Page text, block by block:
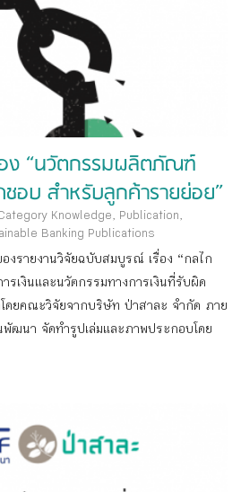
ง “นวัตกรรมผลิตภัณฑ์
อบ สำหรับลูกค้ารายย่อย”
Knowledge, Publication,
Banking Publications
งรายงานวิจัยฉบับสมบูรณ์ เรื่อง “กลไก
รเงินและนวัตกรรมทางการเงินที่รับผิด
ดยคณะวิจัยจากบริษัท ป่าสาละ จำกัด ภาย
ฒนา จัดทำรูปเล่มและภาพประกอบโดย